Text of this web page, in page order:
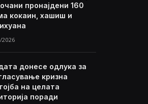
пронајдени 160
кокаин, хашиш и
2026
донесе одлука за
кризна
на целата
поради